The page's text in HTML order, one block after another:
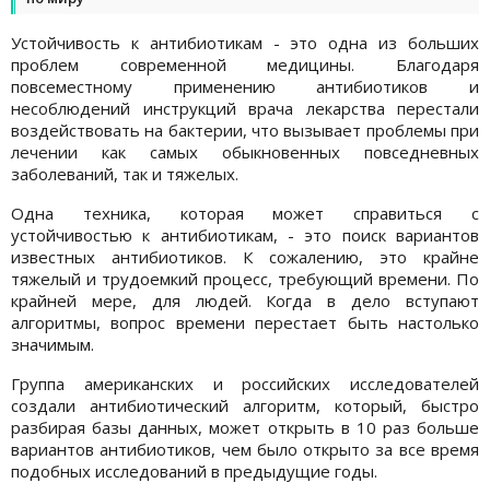
Устойчивость к антибиотикам - это одна из больших
проблем современной медицины. Благодаря
повсеместному применению антибиотиков и
несоблюдений инструкций врача лекарства перестали
воздействовать на бактерии, что вызывает проблемы при
лечении как самых обыкновенных повседневных
заболеваний, так и тяжелых.
Одна техника, которая может справиться с
устойчивостью к антибиотикам, - это поиск вариантов
известных антибиотиков. К сожалению, это крайне
тяжелый и трудоемкий процесс, требующий времени. По
крайней мере, для людей. Когда в дело вступают
алгоритмы, вопрос времени перестает быть настолько
значимым.
Группа американских и российских исследователей
создали антибиотический алгоритм, который, быстро
разбирая базы данных, может открыть в 10 раз больше
вариантов антибиотиков, чем было открыто за все время
подобных исследований в предыдущие годы.